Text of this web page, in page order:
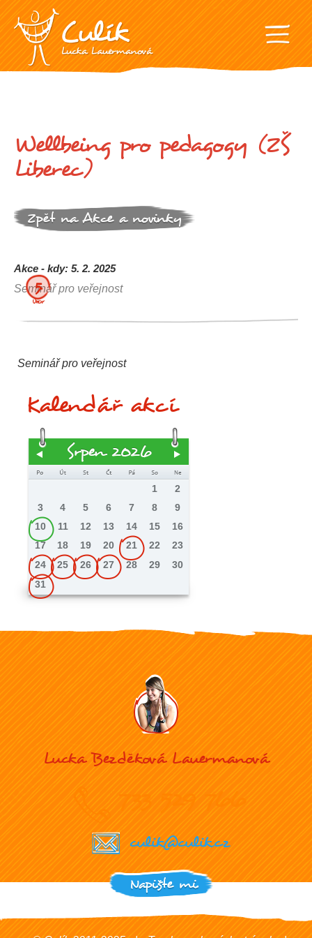
Wellbeing pro pedagogy (ZŠ
Liberec)
Zpět na Akce a novinky
5.
Únor
Akce - kdy: 5. 2. 2025
Seminář pro veřejnost
Seminář pro veřejnost
Kalendář akcí
Srpen 2026
1
2
3
4 5 6 7 8
9
10
11 12 13 14 15
16
17
18 19 20 21 22
23
24
25 26 27 28 29
30
31
Lucka Bezděková Lauermanová
733 529 766
culik@culik.cz
Napište mi